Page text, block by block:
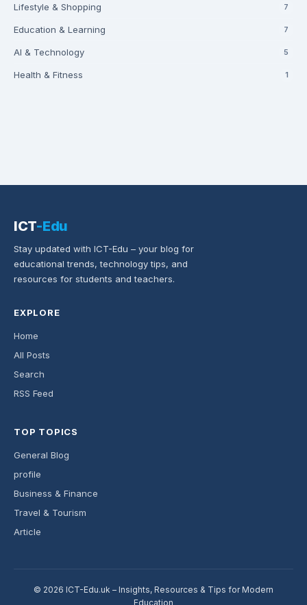
Lifestyle & Shopping 7
Education & Learning 7
AI & Technology 5
Health & Fitness 1
ICT-Edu
Stay updated with ICT-Edu – your blog for
educational trends, technology tips, and
resources for students and teachers.
EXPLORE
Home
All Posts
Search
RSS Feed
TOP TOPICS
General Blog
profile
Business & Finance
Travel & Tourism
Article
© 2026 ICT-Edu.uk – Insights, Resources & Tips for Modern
Education